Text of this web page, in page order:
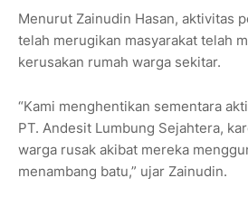
Menurut Zainudin Hasan, aktivitas
telah merugikan masyarakat telah
kerusakan rumah warga sekitar.
“Kami menghentikan sementara
PT. Andesit Lumbung Sejahtera,
warga rusak akibat mereka
menambang batu,” ujar Zainudin.